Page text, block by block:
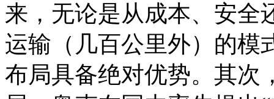
来，无论是从成本、安全
运输（几百公里外）的模
布局具备绝对优势。其次